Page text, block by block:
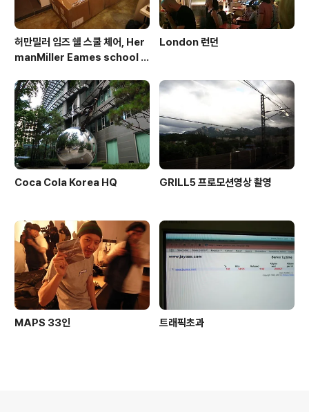
허만밀러 임즈 쉘 스쿨 체어, Her
manMiller Eames school c
London 런던
Coca Cola Korea HQ GRILL5 프로모션영상 촬영
MAPS 33인 트래픽초과